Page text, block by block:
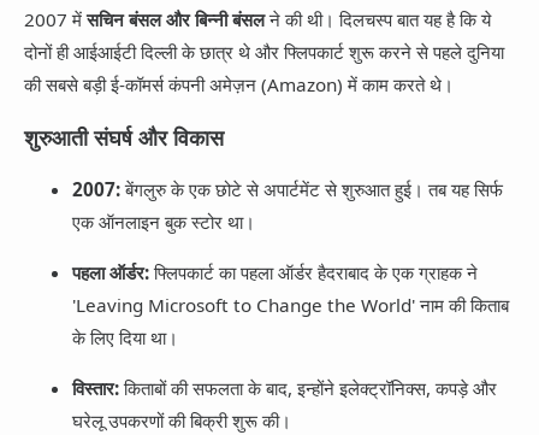
2007 मेंसचिन बंसल और बिन्नी बंसलने की थी। दिलचस्प बात यह है कि ये
दोनों ही आईआईटी दिल्ली के छात्र थे और फ्लिपकार्ट शुरू करने से पहले दुनिया
की सबसे बड़ी ई-कॉमर्स कंपनी अमेज़न (Amazon) में काम करते थे।
शुरुआती संघर्ष और विकास
2007:बेंगलुरु के एक छोटे से अपार्टमेंट से शुरुआत हुई। तब यह सिर्फ
एक ऑनलाइन बुक स्टोर था।
पहला ऑर्डर:फ्लिपकार्ट का पहला ऑर्डर हैदराबाद के एक ग्राहक ने
'Leaving Microsoft to Change the World' नाम की किताब
के लिए दिया था।
विस्तार:किताबों की सफलता के बाद, इन्होंने इलेक्ट्रॉनिक्स, कपड़े और
घरेलू उपकरणों की बिक्री शुरू की।